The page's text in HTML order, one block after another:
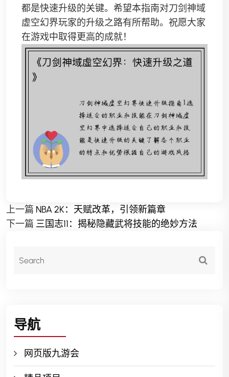
都是快速升级的关键。希望本指南对刀剑神域
虚空幻界玩家的升级之路有所帮助。祝愿大家
在游戏中取得更高的成就！
上一篇 NBA 2K：天赋改革，引领新篇章
下一篇 三国志11：揭秘隐藏武将技能的绝妙方法
导航
网页版九游会